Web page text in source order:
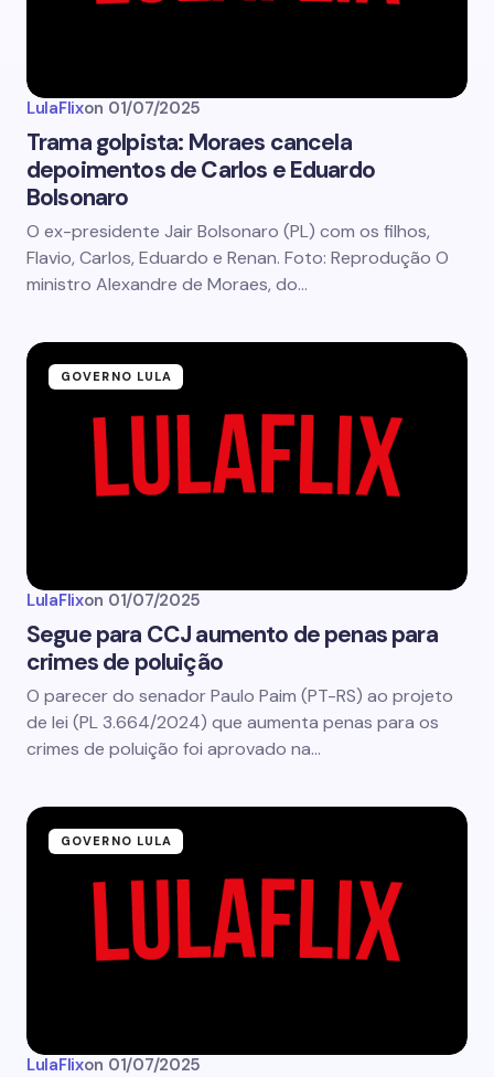
LulaFlixon 01/07/2025
Trama golpista: Moraes cancela
depoimentos de Carlos e Eduardo
Bolsonaro
O ex-presidente Jair Bolsonaro (PL) com os filhos,
Flavio, Carlos, Eduardo e Renan. Foto: Reprodução O
ministro Alexandre de Moraes, do…
GOVERNO LULA
LulaFlixon 01/07/2025
Segue para CCJ aumento de penas para
crimes de poluição
O parecer do senador Paulo Paim (PT-RS) ao projeto
de lei (PL 3.664/2024) que aumenta penas para os
crimes de poluição foi aprovado na…
GOVERNO LULA
LulaFlixon 01/07/2025